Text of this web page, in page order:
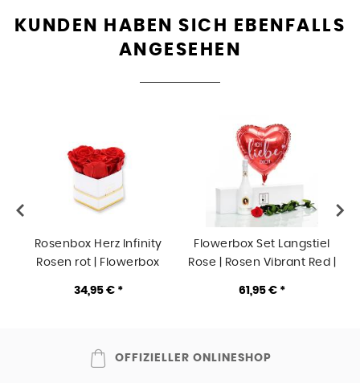
KUNDEN HABEN SICH EBENFALLS
ANGESEHEN
Rosenbox Herz Infinity
Rosen rot | Flowerbox
34,95 € *
Flowerbox Set Langstiel
Rose | Rosen Vibrant Red |
61,95 € *
OFFIZIELLER ONLINESHOP